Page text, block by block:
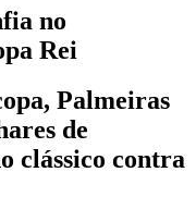
no
Rei
Palmeiras
de
clássico contra